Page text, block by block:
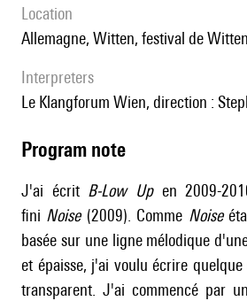
location
Allemagne, Witten, festival de Witten
interpreters
le Klangforum Wien, direction :
Program note
J'ai écrit B-Low Upen 2009-
fini Noise(2009). Comme Noise
basée sur une ligne mélodique
et épaisse, j'ai voulu écrire
transparent. J'ai commencé par